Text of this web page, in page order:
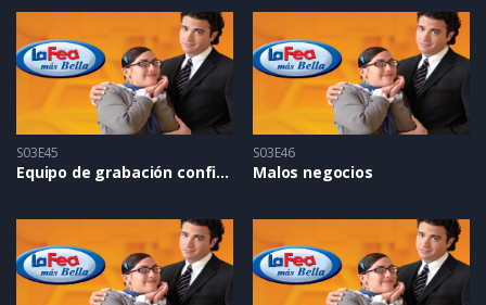
S03E45
Equipo de grabación confiscado
S03E46
Malos negocios